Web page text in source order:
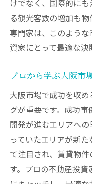
けでなく、国際的に
る観光客数の増加も物
専門家は、このよう
資家にとって最適な決
プロから学ぶ大阪市
大阪市場で成功を収
グが重要です。成功
開発が進むエリアへ
っていたエリアが新
て注目され、賃貸物
す。プロの不動産投